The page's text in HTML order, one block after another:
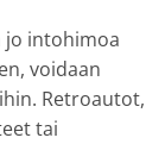
jo intohimoa
voidaan
Retroautot,
tai